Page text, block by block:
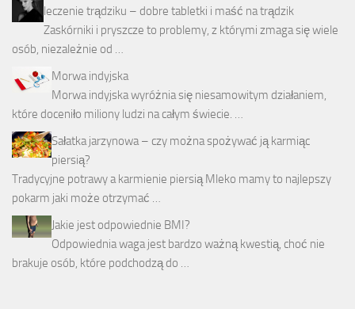
leczenie trądziku – dobre tabletki i maść na trądzik
Zaskórniki i pryszcze to problemy, z którymi zmaga się wiele
osób, niezależnie od …
Morwa indyjska
Morwa indyjska wyróżnia się niesamowitym działaniem,
które doceniło miliony ludzi na całym świecie. …
Sałatka jarzynowa – czy można spożywać ją karmiąc
piersią?
Tradycyjne potrawy a karmienie piersią Mleko mamy to najlepszy
pokarm jaki może otrzymać …
Jakie jest odpowiednie BMI?
Odpowiednia waga jest bardzo ważną kwestią, choć nie
brakuje osób, które podchodzą do …